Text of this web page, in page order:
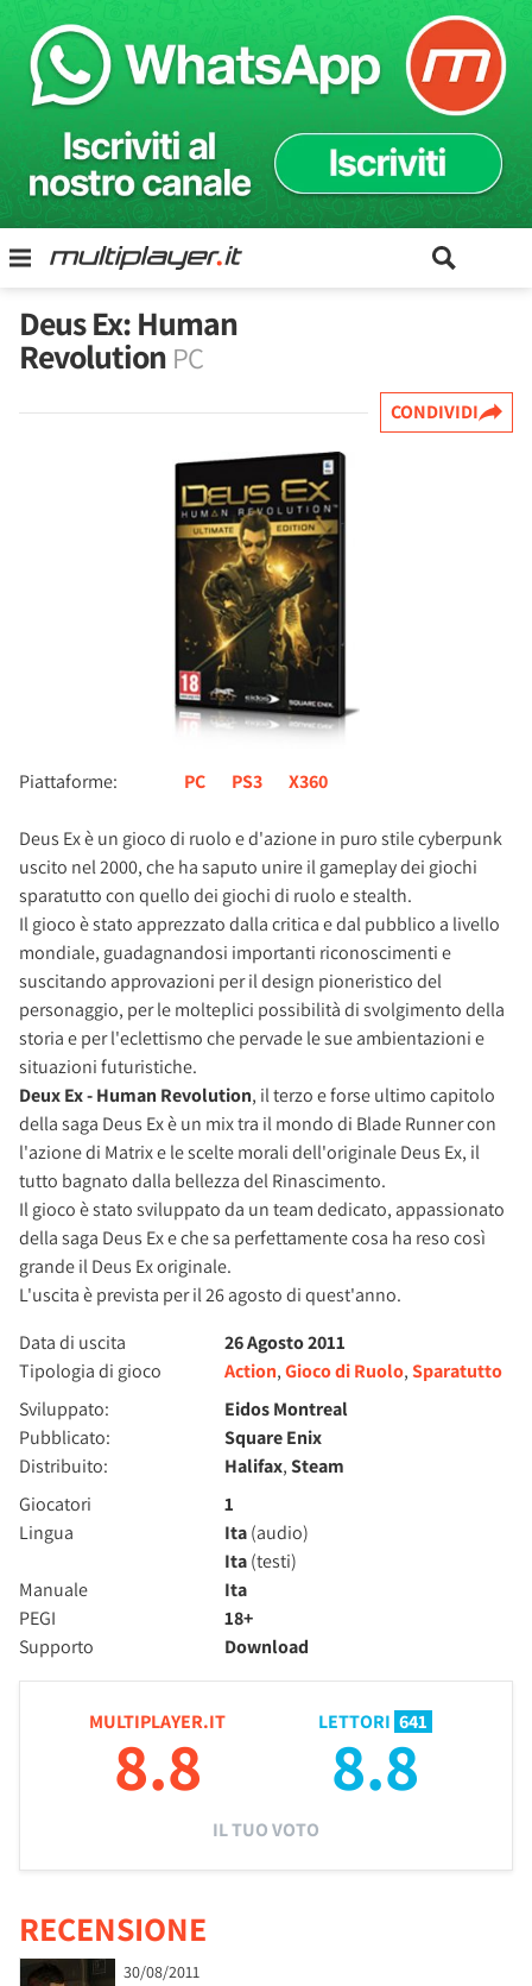
Deus Ex: Human
Revolution PC
CONDIVIDI
Piattaforme: PC PS3 X360
Deus Ex è un gioco di ruolo e d'azione in puro stile cyberpunk
uscito nel 2000, che ha saputo unire il gameplay dei giochi
sparatutto con quello dei giochi di ruolo e stealth.
Il gioco è stato apprezzato dalla critica e dal pubblico a livello
mondiale, guadagnandosi importanti riconoscimenti e
suscitando approvazioni per il design pioneristico del
personaggio, per le molteplici possibilità di svolgimento della
storia e per l'eclettismo che pervade le sue ambientazioni e
situazioni futuristiche.
Deux Ex - Human Revolution, il terzo e forse ultimo capitolo
della saga Deus Ex è un mix tra il mondo di Blade Runner con
l'azione di Matrix e le scelte morali dell'originale Deus Ex, il
tutto bagnato dalla bellezza del Rinascimento.
Il gioco è stato sviluppato da un team dedicato, appassionato
della saga Deus Ex e che sa perfettamente cosa ha reso così
grande il Deus Ex originale.
L'uscita è prevista per il 26 agosto di quest'anno.
Data di uscita
26 Agosto 2011
Tipologia di gioco
Action,Gioco di Ruolo,Sparatutto
Sviluppato:
Eidos Montreal
Pubblicato:
Square Enix
Distribuito:
Halifax,Steam
Giocatori
1
Lingua
Ita(audio)
Ita(testi)
Manuale
Ita
PEGI
18+
Supporto
Download
MULTIPLAYER.IT
8.8
LETTORI 641
8.8
IL TUO VOTO
RECENSIONE
30/08/2011